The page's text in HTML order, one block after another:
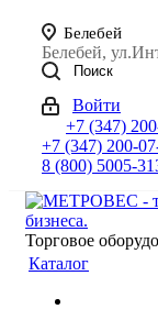
Белебей
Белебей,
Поиск
Войти
+7 (347)
+7 (347) 200-
8 (800) 5005-
Торговое
Каталог